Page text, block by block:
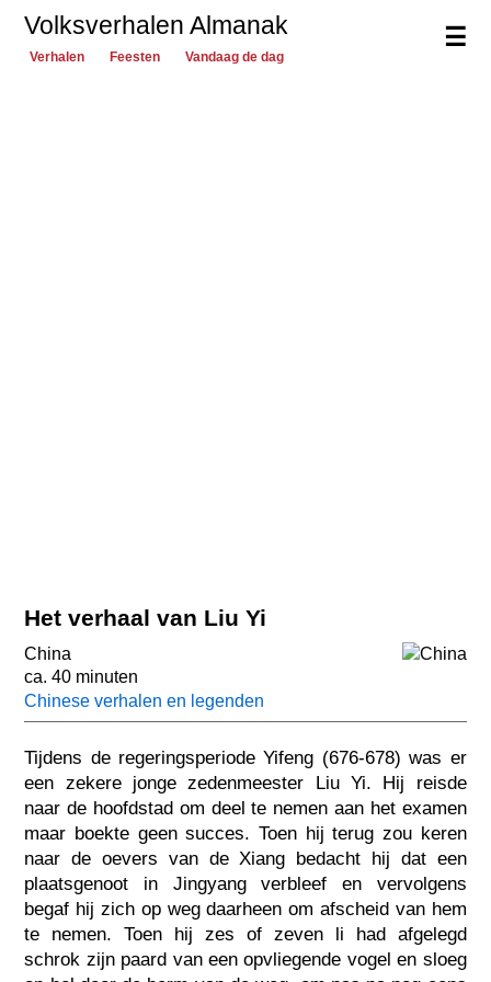
☰
Volksverhalen Almanak
Verhalen Feesten Vandaag de dag
Het verhaal van Liu Yi
China
ca. 40 minuten
Chinese verhalen en legenden
Tijdens de regeringsperiode Yifeng (676-678) was er
een zekere jonge zedenmeester Liu Yi. Hij reisde
naar de hoofdstad om deel te nemen aan het examen
maar boekte geen succes. Toen hij terug zou keren
naar de oevers van de Xiang bedacht hij dat een
plaatsgenoot in Jingyang verbleef en vervolgens
begaf hij zich op weg daarheen om afscheid van hem
te nemen. Toen hij zes of zeven li had afgelegd
schrok zijn paard van een opvliegende vogel en sloeg